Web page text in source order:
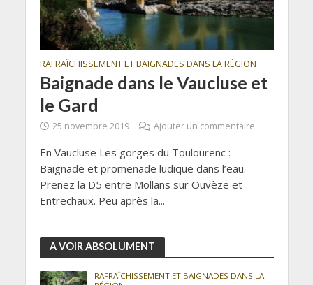
RAFRAÎCHISSEMENT ET BAIGNADES DANS LA RÉGION
Baignade dans le Vaucluse et
le Gard
25 novembre 2019 Ajouter un commentaire
En Vaucluse Les gorges du Toulourenc :
Baignade et promenade ludique dans l’eau.
Prenez la D5 entre Mollans sur Ouvèze et
Entrechaux. Peu après la...
A VOIR ABSOLUMENT
RAFRAÎCHISSEMENT ET BAIGNADES DANS LA